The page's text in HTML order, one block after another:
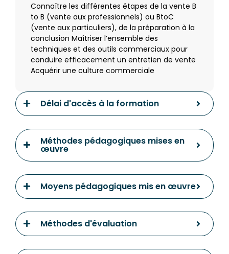
Connaître les différentes étapes de la vente B
to B (vente aux professionnels) ou BtoC
(vente aux particuliers), de la préparation à la
conclusion Maîtriser l’ensemble des
techniques et des outils commerciaux pour
conduire efficacement un entretien de vente
Acquérir une culture commerciale
Délai d'accès à la formation
Méthodes pédagogiques mises en
œuvre
Moyens pédagogiques mis en œuvre
Méthodes d'évaluation